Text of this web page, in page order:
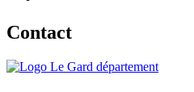
Contact